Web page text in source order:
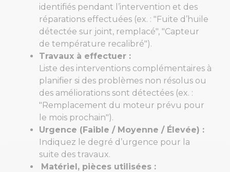
identifiés pendant l’intervention et des
réparations effectuées (ex. : "Fuite d’huile
détectée sur joint, remplacé", "Capteur
de température recalibré").
Travaux à effectuer :
Liste des interventions complémentaires à
planifier si des problèmes non résolus ou
des améliorations sont détectées (ex. :
"Remplacement du moteur prévu pour
le mois prochain").
Urgence (Faible / Moyenne / Élevée) :
Indiquez le degré d’urgence pour la
suite des travaux.
Matériel, pièces utilisées :